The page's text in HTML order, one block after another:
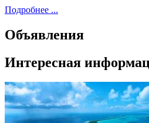
Подробнее ...
Объявления
Интересная